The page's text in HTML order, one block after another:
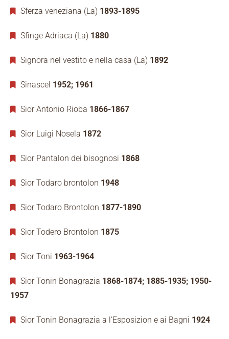
Sferza veneziana (La) 1893-1895
Sfinge Adriaca (La) 1880
Signora nel vestito e nella casa (La) 1892
Sinascel 1952; 1961
Sior Antonio Rioba 1866-1867
Sior Luigi Nosela 1872
Sior Pantalon dei bisognosi 1868
Sior Todaro brontolon 1948
Sior Todaro Brontolon 1877-1890
Sior Todero Brontolon 1875
Sior Toni 1963-1964
Sior Tonin Bonagrazia 1868-1874; 1885-1935; 1950-
1957
Sior Tonin Bonagrazia a l’Esposizion e ai Bagni 1924